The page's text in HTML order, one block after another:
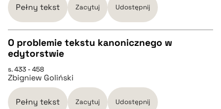
BIBTEX
pobierz cytat
Pełny tekst Zacytuj Udostępnij
CZYSTY TEKST
pobierz cytat
O problemie tekstu kanonicznego w
edytorstwie
s. 433 - 458
Zbigniew Goliński
Pełny tekst Zacytuj Udostępnij